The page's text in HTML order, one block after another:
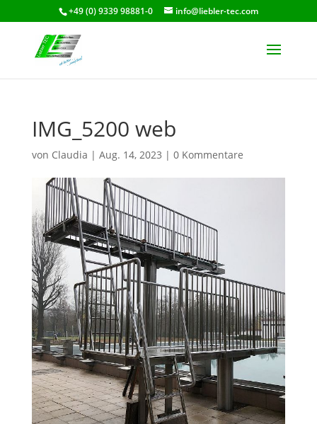
+49 (0) 9339 98881-0 info@liebler-tec.com
IMG_5200 web
von Claudia | Aug. 14, 2023 | 0 Kommentare